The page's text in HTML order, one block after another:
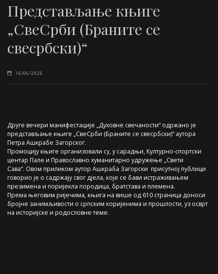
Представљање књиге
„СвеСрби (Браните се
свесрбски)“
16/06/2026
Друге вечери манифестације „Духовне свечаности“ одржано је
представљање књиге „СвеСрби (Браните се свесрбски)“ аутора
Петра Ашкрабе Загорског.
Промоцију књиге организовали су, у сарадњи, Културно-спортски
центар Пале и Православно хуманитарно удружење „Свети
Сава“. Овом приликом аутор Ашкраба Загорски присутној публици
говорио је о садржају свог дјела, које се бави истраживањем
презимена и поријекла породица, братстава и племена.
Према његовим ријечима, књига на више од 610 страница доноси
бројне занимљивости о српским коријенима и прошлости, уз осврт
на историјске и родословне теме.